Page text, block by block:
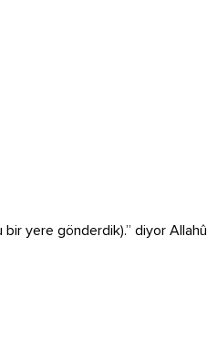
yere gönderdik).” diyor Allahû